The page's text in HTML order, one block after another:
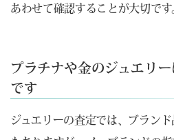
あわせて確認することが大切です
プラチナや金のジュエリ
です
ジュエリーの査定では、ブラン